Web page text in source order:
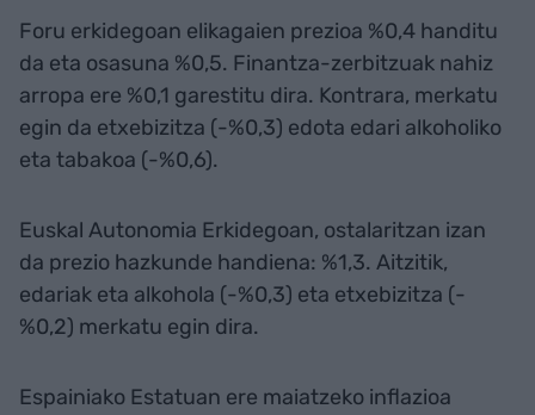
Foru erkidegoan elikagaien prezioa %0,4 handitu
da eta osasuna %0,5. Finantza-zerbitzuak nahiz
arropa ere %0,1 garestitu dira. Kontrara, merkatu
egin da etxebizitza (-%0,3) edota edari alkoholiko
eta tabakoa (-%0,6).
Euskal Autonomia Erkidegoan, ostalaritzan izan
da prezio hazkunde handiena: %1,3. Aitzitik,
edariak eta alkohola (-%0,3) eta etxebizitza (-
%0,2) merkatu egin dira.
Espainiako Estatuan ere maiatzeko inflazioa